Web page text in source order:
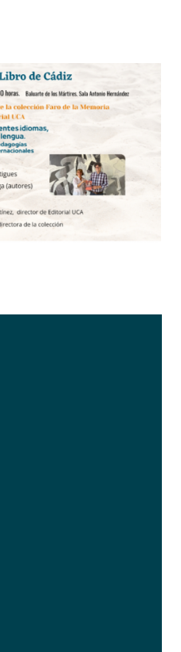
Presentació del llibre